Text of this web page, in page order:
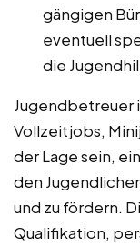
gängigen
eventuell
die
Jugendbetreuer
Vollzeitjobs,
der Lage sein,
den
und zu fördern.
Qualifikation,